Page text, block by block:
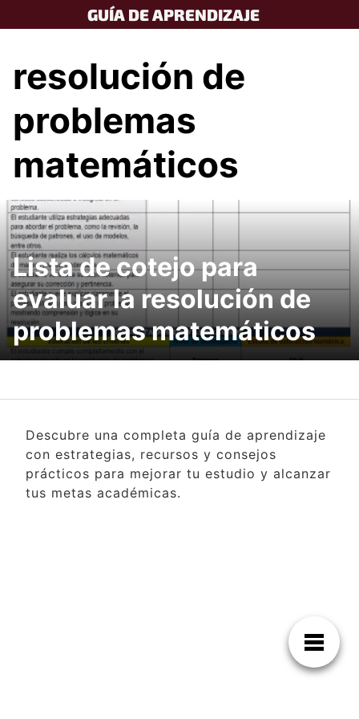
to
GUÍA DE APRENDIZAJE
resolución de
problemas
matemáticos
Lista de cotejo para
evaluar la resolución de
problemas matemáticos
Descubre una completa guía de aprendizaje
con estrategias, recursos y consejos
prácticos para mejorar tu estudio y alcanzar
tus metas académicas.